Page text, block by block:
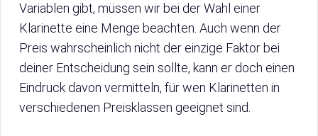
Variablen gibt, müssen wir bei der Wahl einer
Klarinette eine Menge beachten. Auch wenn der
Preis wahrscheinlich nicht der einzige Faktor bei
deiner Entscheidung sein sollte, kann er doch einen
Eindruck davon vermitteln, für wen Klarinetten in
verschiedenen Preisklassen geeignet sind.